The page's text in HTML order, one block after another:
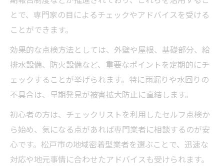
重要性
資産価値を維持するための報告制度の仕組
み
千葉県の定期報告オンライン活用法を解説
定期点検記録が資産評価に与えるプラス要
素
ント
防火設備検査で安全性を高める暮らし方
自宅定期点検と防火設備検査の基礎知識
とで、専門家の目によるチェックやアドバイスを受ける
ことができます。
効果的な点検方法としては、外壁や屋根、基礎部分、給
排水設備、防火設備など、重要なポイントを定期的にチ
ェックすることが挙げられます。特に雨漏りや水回りの
不具合は、早期発見が被害拡大防止に直結します。
初心者の方は、チェックリストを利用したセルフ点検か
ら始め、気になる点があれば専門業者に相談するのが安
心です。松戸市の地域密着型業者を選ぶことで、迅速な
対応や地元事情に合わせたアドバイスも受けられます。